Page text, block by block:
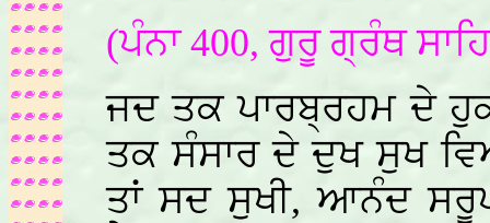
(ਪੰਨਾ 400, ਗੁਰੂ ਗ੍ਰੰਥ
ਜਦ ਤਕ ਪਾਰਬ੍ਰਹਮ ਦੇ
ਤਕ ਸੰਸਾਰ ਦੇ ਦੁਖ ਸੁਖ
ਤਾਂ ਸਦ ਸੁਖੀ, ਆਨੰਦ